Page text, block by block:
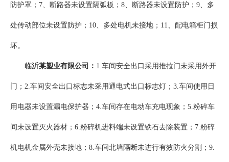
防护罩；7、断路器未设置隔弧板；8、断路器未设置防护；9、多
处传动部位未设置防护；10、多处电机未接地；11、配电箱柜门损
坏。
临沂某塑业有限公司： 1.车间安全出口采用推拉门未采用外开
门；2.车间安全出口标志未采用通电式出口标志灯；3.车间使用日
用电器未设置漏电保护器；4.车间存在电动车充电现象；5.粉碎车
间未设置灭火器材；6.粉碎机进料端未设置铁石去除装置；7.粉碎
机电机金属外壳未接地；8.车间北墙隔断未进行有效防火分割；9.